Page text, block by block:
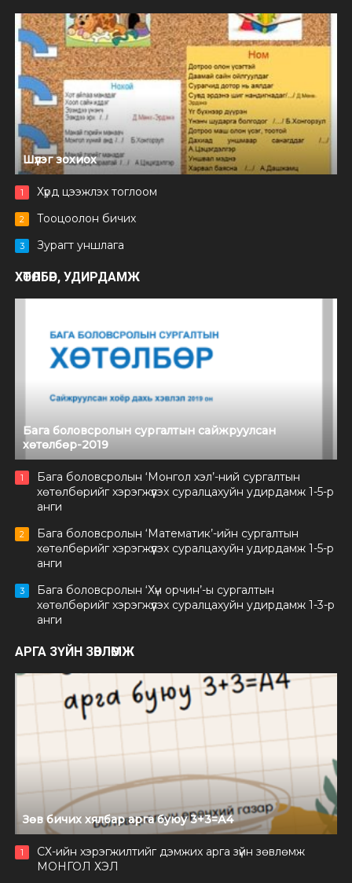
Шүлэг зохиох
1 Хүрд цээжлэх тоглоом
2 Тооцоолон бичих
3 Зурагт уншлага
ХӨТӨЛБӨР, УДИРДАМЖ
Бага боловсролын сургалтын сайжруулсан
хөтөлбөр-2019
1
Бага боловсролын ‘Монгол хэл’-ний сургалтын
хөтөлбөрийг хэрэгжүүлэх суралцахуйн удирдамж 1-5-р
анги
2
Бага боловсролын ‘Математик’-ийн сургалтын
хөтөлбөрийг хэрэгжүүлэх суралцахуйн удирдамж 1-5-р
анги
3
Бага боловсролын ‘Хүн орчин’-ы сургалтын
хөтөлбөрийг хэрэгжүүлэх суралцахуйн удирдамж 1-3-р
анги
АРГА ЗҮЙН ЗӨВЛӨМЖ
Зөв бичих хялбар арга буюу 3+3=А4
1
СХ-ийн хэрэгжилтийг дэмжих арга зүйн зөвлөмж
МОНГОЛ ХЭЛ